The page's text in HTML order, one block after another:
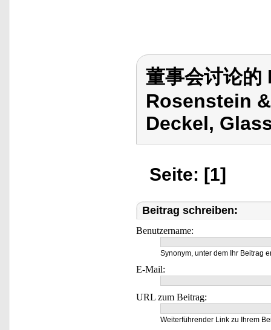
董事会讨论
Rosenstein
Deckel,
Seite: [1]
Beitrag schreiben:
Benutzername:
Synonym, unter dem Ihr Beitrag
E-Mail:
URL zum Beitrag:
Weiterführender Link zu Ihrem